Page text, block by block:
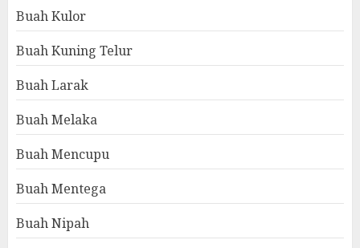
Buah Kulor
Buah Kuning Telur
Buah Larak
Buah Melaka
Buah Mencupu
Buah Mentega
Buah Nipah